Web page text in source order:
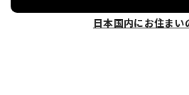
日本国内にお住まい